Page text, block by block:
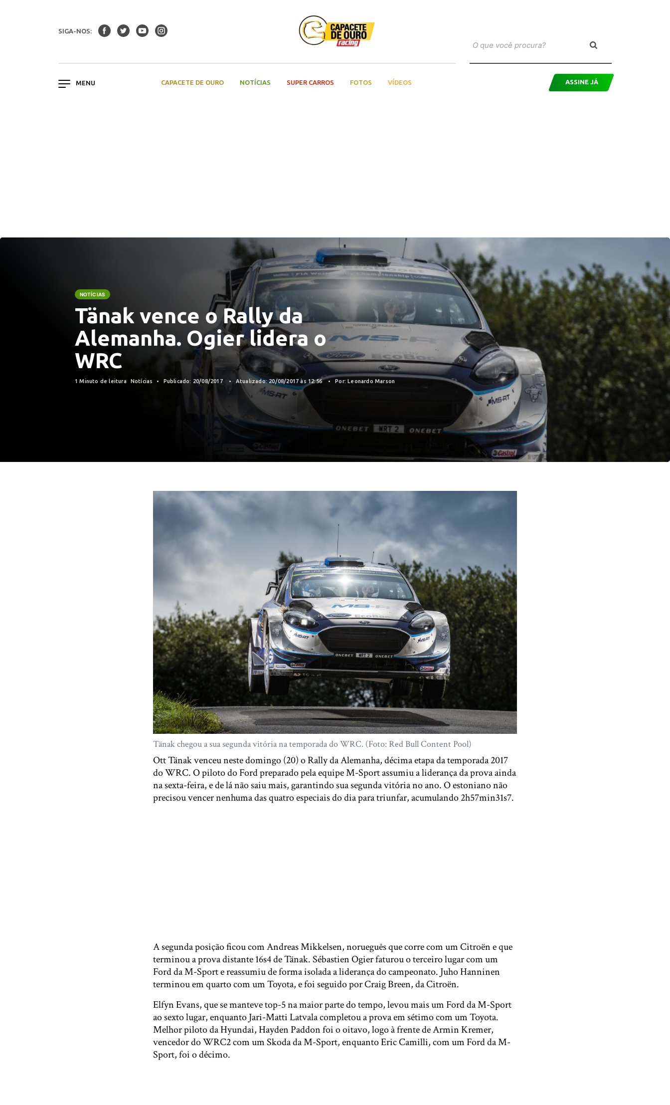
SIGA-NOS:
CAPACETE DE OURO NOTÍCIAS SUPER CARROS FOTOS VÍDEOS ASSINE JÁ
NOTÍCIAS
Tänak vence o Rally da
Alemanha. Ogier lidera o
WRC
1 Minuto de leitura Notícias Publicado: 20/08/2017 Atualizado: 20/08/2017 às 12:56 Por: Leonardo Marson
Tänak chegou a sua segunda vitória na temporada do WRC. (Foto: Red Bull Content Pool)
Ott Tänak venceu neste domingo (20) o Rally da Alemanha, décima etapa da temporada 2017
do WRC. O piloto do Ford preparado pela equipe M-Sport assumiu a liderança da prova ainda
na sexta-feira, e de lá não saiu mais, garantindo sua segunda vitória no ano. O estoniano não
precisou vencer nenhuma das quatro especiais do dia para triunfar, acumulando 2h57min31s7.
A segunda posição ficou com Andreas Mikkelsen, norueguês que corre com um Citroën e que
terminou a prova distante 16s4 de Tänak. Sébastien Ogier faturou o terceiro lugar com um
Ford da M-Sport e reassumiu de forma isolada a liderança do campeonato. Juho Hanninen
terminou em quarto com um Toyota, e foi seguido por Craig Breen, da Citroën.
Elfyn Evans, que se manteve top-5 na maior parte do tempo, levou mais um Ford da M-Sport
ao sexto lugar, enquanto Jari-Matti Latvala completou a prova em sétimo com um Toyota.
Melhor piloto da Hyundai, Hayden Paddon foi o oitavo, logo à frente de Armin Kremer,
vencedor do WRC2 com um Skoda da M-Sport, enquanto Eric Camilli, com um Ford da M-
Sport, foi o décimo.